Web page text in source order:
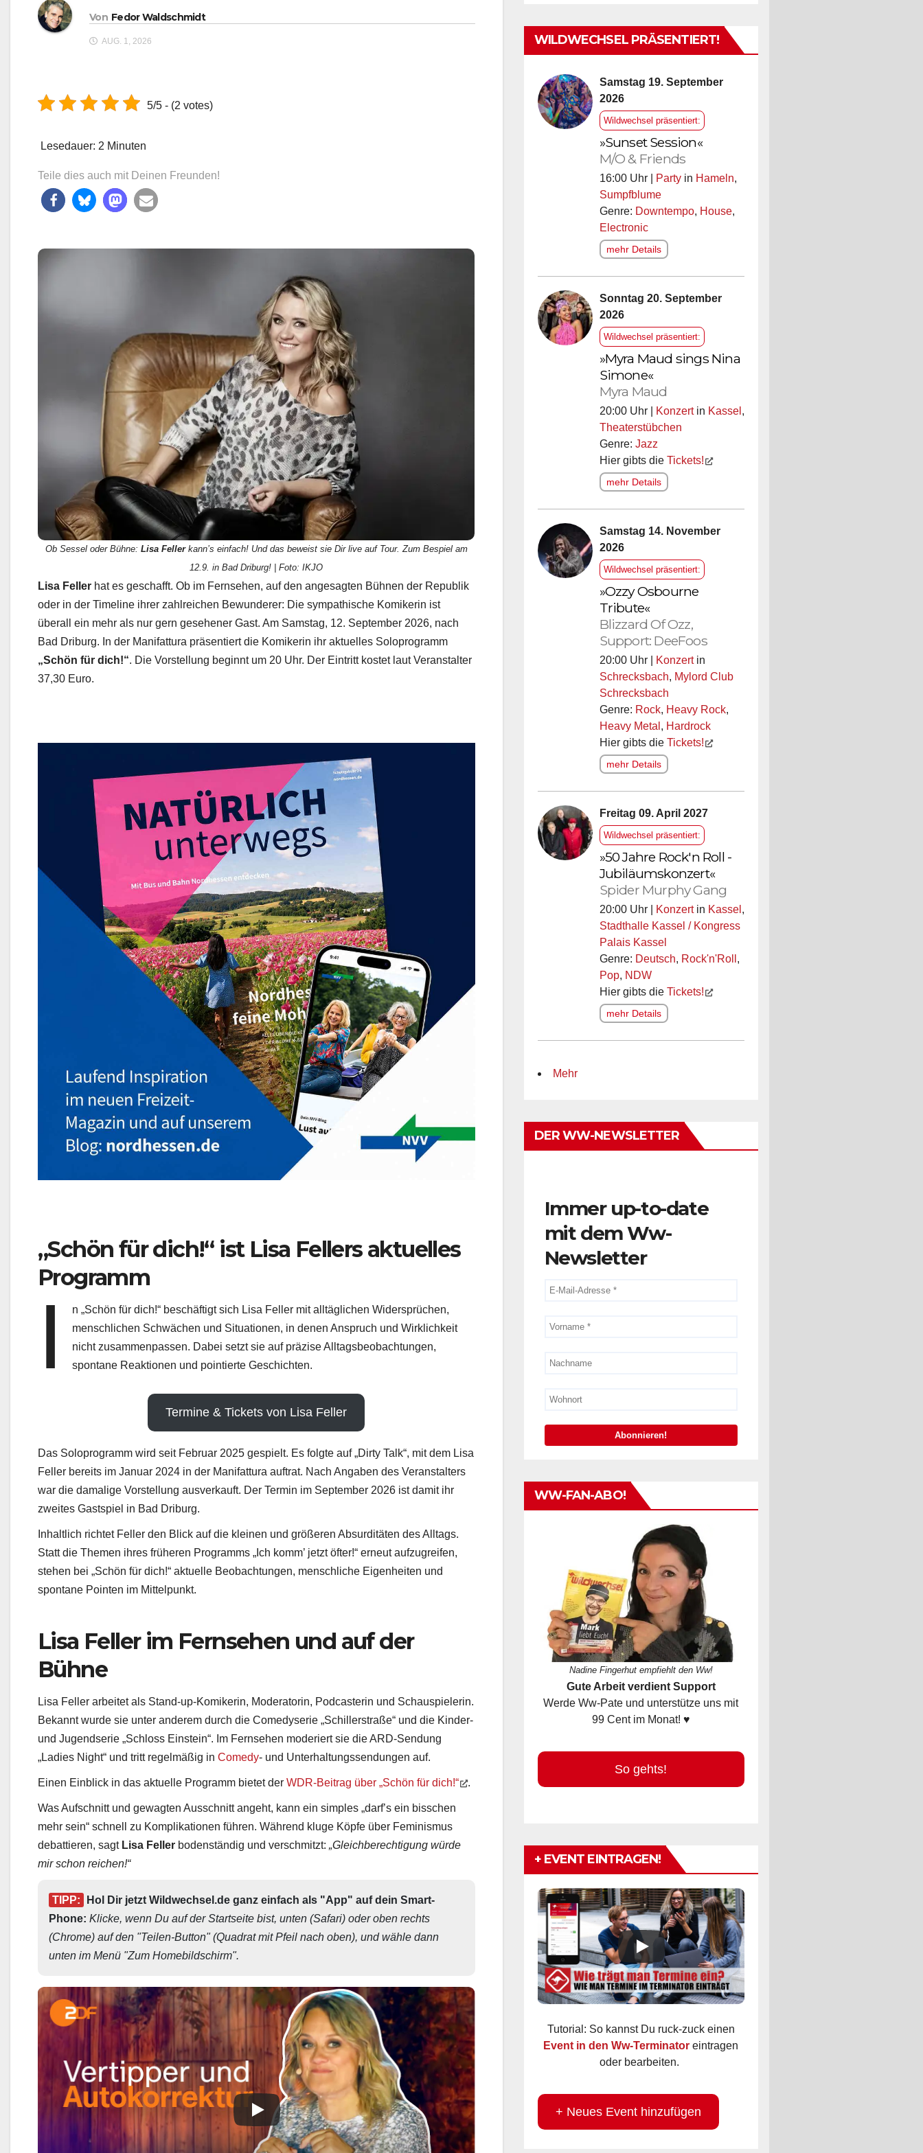
Von Fedor Waldschmidt
AUG. 1, 2026
5/5 - (2 votes)
Lesedauer: 2 Minuten
Teile dies auch mit Deinen Freunden!
Ob Sessel oder Bühne: Lisa Fellerkann’s einfach! Und das beweist sie Dir live auf Tour. Zum Bespiel am
12.9. in Bad Driburg! | Foto: IKJO
Lisa Feller hat es geschafft. Ob im Fernsehen, auf den angesagten Bühnen der Republik
oder in der Timeline ihrer zahlreichen Bewunderer: Die sympathische Komikerin ist
überall ein mehr als nur gern gesehener Gast. Am Samstag, 12. September 2026, nach
Bad Driburg. In der Manifattura präsentiert die Komikerin ihr aktuelles Soloprogramm
„Schön für dich!“. Die Vorstellung beginnt um 20 Uhr. Der Eintritt kostet laut Veranstalter
37,30 Euro.
„Schön für dich!“ ist Lisa Fellers aktuelles
Programm
I
n „Schön für dich!“ beschäftigt sich Lisa Feller mit alltäglichen Widersprüchen,
menschlichen Schwächen und Situationen, in denen Anspruch und Wirklichkeit
nicht zusammenpassen. Dabei setzt sie auf präzise Alltagsbeobachtungen,
spontane Reaktionen und pointierte Geschichten.
Termine & Tickets von Lisa Feller
Das Soloprogramm wird seit Februar 2025 gespielt. Es folgte auf „Dirty Talk“, mit dem Lisa
Feller bereits im Januar 2024 in der Manifattura auftrat. Nach Angaben des Veranstalters
war die damalige Vorstellung ausverkauft. Der Termin im September 2026 ist damit ihr
zweites Gastspiel in Bad Driburg.
Inhaltlich richtet Feller den Blick auf die kleinen und größeren Absurditäten des Alltags.
Statt die Themen ihres früheren Programms „Ich komm’ jetzt öfter!“ erneut aufzugreifen,
stehen bei „Schön für dich!“ aktuelle Beobachtungen, menschliche Eigenheiten und
spontane Pointen im Mittelpunkt.
Lisa Feller im Fernsehen und auf der
Bühne
Lisa Feller arbeitet als Stand-up-Komikerin, Moderatorin, Podcasterin und Schauspielerin.
Bekannt wurde sie unter anderem durch die Comedyserie „Schillerstraße“ und die Kinder-
und Jugendserie „Schloss Einstein“. Im Fernsehen moderiert sie die ARD-Sendung
„Ladies Night“ und tritt regelmäßig in Comedy - und Unterhaltungssendungen auf.
Einen Einblick in das aktuelle Programm bietet der WDR-Beitrag über „Schön für dich!“ .
Was Aufschnitt und gewagten Ausschnitt angeht, kann ein simples „darf’s ein bisschen
mehr sein“ schnell zu Komplikationen führen. Während kluge Köpfe über Feminismus
debattieren, sagt Lisa Feller bodenständig und verschmitzt:„Gleichberechtigung würde
mir schon reichen!“
TIPP: Hol Dir jetzt Wildwechsel.de ganz einfach als "App" auf dein Smart-
Phone: Klicke, wenn Du auf der Startseite bist, unten (Safari) oder oben rechts
(Chrome) auf den "Teilen-Button" (Quadrat mit Pfeil nach oben), und wähle dann
unten im Menü "Zum Homebildschirm".
WILDWECHSEL PRÄSENTIERT!
Samstag 19. September
2026
Wildwechsel präsentiert:
»Sunset Session«
M/O & Friends
16:00 Uhr | Partyin Hameln,
Sumpfblume
Genre: Downtempo, House,
Electronic
mehr Details
Sonntag 20. September
2026
Wildwechsel präsentiert:
»Myra Maud sings Nina
Simone«
Myra Maud
20:00 Uhr | Konzertin Kassel ,
Theaterstübchen
Genre: Jazz
Hier gibts die Tickets!
mehr Details
Samstag 14. November
2026
Wildwechsel präsentiert:
»Ozzy Osbourne
Tribute«
Blizzard Of Ozz,
Support: DeeFoos
20:00 Uhr | Konzertin
Schrecksbach, Mylord Club
Schrecksbach
Genre: Rock, Heavy Rock,
Heavy Metal , Hardrock
Hier gibts die Tickets!
mehr Details
Freitag 09. April 2027
Wildwechsel präsentiert:
»50 Jahre Rock'n Roll -
Jubiläumskonzert«
Spider Murphy Gang
20:00 Uhr | Konzertin Kassel ,
Stadthalle Kassel / Kongress
Palais Kassel
Genre: Deutsch, Rock'n'Roll ,
Pop, NDW
Hier gibts die Tickets!
mehr Details
Mehr
DER WW-NEWSLETTER
Immer up-to-date
mit dem Ww-
Newsletter
WW-FAN-ABO!
Nadine Fingerhut empfiehlt den Ww!
Gute Arbeit verdient Support
Werde Ww-Pate und unterstütze uns mit
99 Cent im Monat! ♥
So gehts!
+ EVENT EINTRAGEN!
Tutorial: So kannst Du ruck-zuck einen
Event in den Ww-Terminator eintragen
oder bearbeiten.
+ Neues Event hinzufügen